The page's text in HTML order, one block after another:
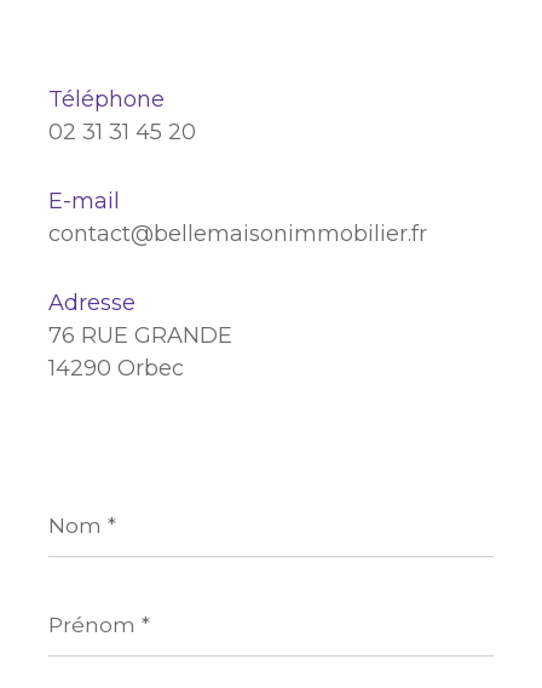
Téléphone
02 31 31 45 20
E-mail
contact@bellemaisonimmobilier.fr
Adresse
76 RUE GRANDE
14290 Orbec
*
*